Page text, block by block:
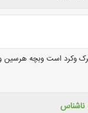
وکرد است وبچه
ناشناس